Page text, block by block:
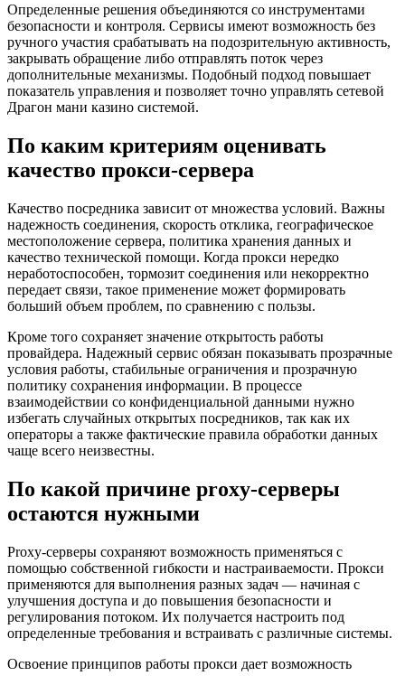
Определенные решения объединяются со инструментами
безопасности и контроля. Сервисы имеют возможность без
ручного участия срабатывать на подозрительную активность,
закрывать обращение либо отправлять поток через
дополнительные механизмы. Подобный подход повышает
показатель управления и позволяет точно управлять сетевой
Драгон мани казино системой.
По каким критериям оценивать
качество прокси-сервера
Качество посредника зависит от множества условий. Важны
надежность соединения, скорость отклика, географическое
местоположение сервера, политика хранения данных и
качество технической помощи. Когда прокси нередко
неработоспособен, тормозит соединения или некорректно
передает связи, такое применение может формировать
больший объем проблем, по сравнению с пользы.
Кроме того сохраняет значение открытость работы
провайдера. Надежный сервис обязан показывать прозрачные
условия работы, стабильные ограничения и прозрачную
политику сохранения информации. В процессе
взаимодействии со конфиденциальной данными нужно
избегать случайных открытых посредников, так как их
операторы а также фактические правила обработки данных
чаще всего неизвестны.
По какой причине proxy-серверы
остаются нужными
Proxy-серверы сохраняют возможность применяться с
помощью собственной гибкости и настраиваемости. Прокси
применяются для выполнения разных задач — начиная с
улучшения доступа и до повышения безопасности и
регулирования потоком. Их получается настроить под
определенные требования и встраивать с различные системы.
Освоение принципов работы прокси дает возможность